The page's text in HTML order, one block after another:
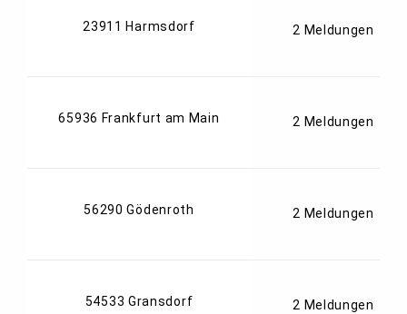
23911 Harmsdorf 2 Meldungen
65936 Frankfurt am Main 2 Meldungen
56290 Gödenroth 2 Meldungen
54533 Gransdorf 2 Meldungen